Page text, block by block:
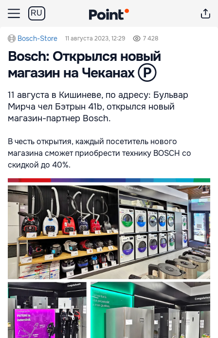
RU
Bosch-Store 11 августа 2023, 12:29 7 428
Bosch: Открылся новый
магазин на Чеканах Ⓟ
11 августа в Кишиневе, по адресу: Бульвар
Мирча чел Бэтрын 41b, открылся новый
магазин-партнер Bosch.
В честь открытия, каждый посетитель нового
магазина сможет приобрести технику BOSCH со
скидкой до 40%.